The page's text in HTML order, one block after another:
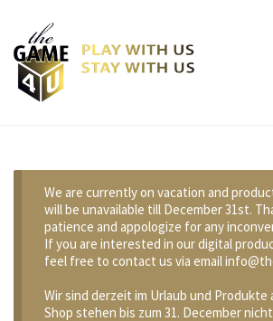
We are currently on vacation and
will be unavailable till December 31st.
patience and appologize for any
If you are interested in our digital
feel free to contact us via email
Wir sind derzeit im Urlaub und Produkte
Shop stehen bis zum 31. December